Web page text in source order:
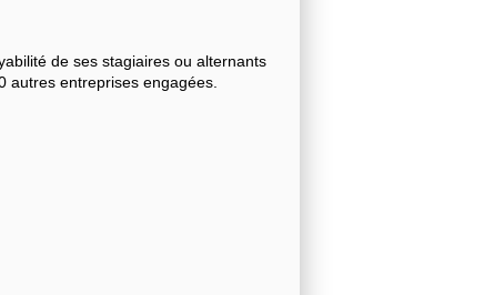
de ses stagiaires ou alternants
autres entreprises engagées.